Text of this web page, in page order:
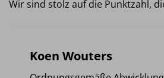
Wir sind stolz auf die Punktzahl,
Koen Wouters